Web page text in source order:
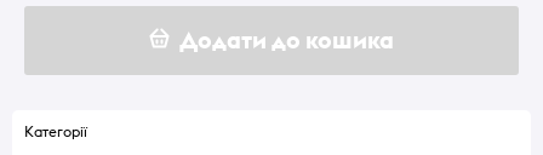
Додати до кошика
Категорії